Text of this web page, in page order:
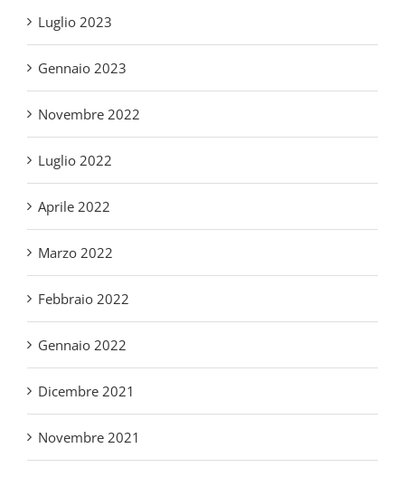
Gennaio 2023
Novembre 2022
Luglio 2022
Aprile 2022
Marzo 2022
Febbraio 2022
Gennaio 2022
Dicembre 2021
Novembre 2021
Ottobre 2021